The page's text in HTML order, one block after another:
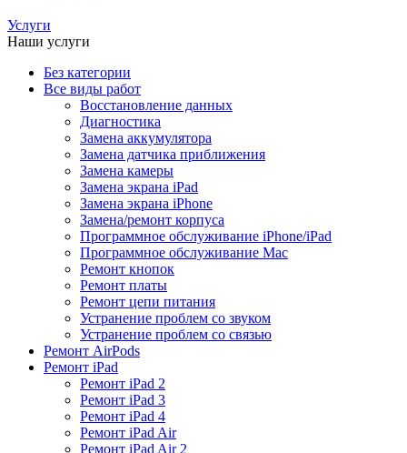
Услуги
Наши услуги
Без категории
Все виды работ
Восстановление данных
Диагностика
Замена аккумулятора
Замена датчика приближения
Замена камеры
Замена экрана iPad
Замена экрана iPhone
Замена/ремонт корпуса
Программное обслуживание iPhone/iPad
Программное обслуживание Mac
Ремонт кнопок
Ремонт платы
Ремонт цепи питания
Устранение проблем со звуком
Устранение проблем со связью
Ремонт AirPods
Ремонт iPad
Ремонт iPad 2
Ремонт iPad 3
Ремонт iPad 4
Ремонт iPad Air
Ремонт iPad Air 2